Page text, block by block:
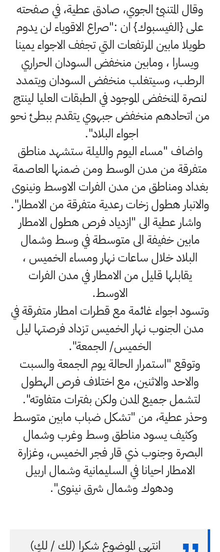
وقال المتنبئ الجوي، صادق عطية، في صفحته
على {الفيسبوك} ان :"صراع الاقوياء لن يدوم
طويلا مابين المرتفعات التي تجفف الاجواء يمينا
ويسارا ، ومابين منخفض السودان الحراري
الرطب، وسيتغلب منخفض السودان ويتمدد
لنصرة المنخفض الموجود في الطبقات العليا لينتج
من اتحادهم منخفض جبهوي يتقدم ببطئ نحو
اجواء البلاد".
واضاف "مساء اليوم والليلة ستشهد مناطق
متفرقة من مدن الوسط ومن ضمنها العاصمة
بغداد ومناطق من مدن الفرات الاوسط ونينوى
والانبار هطول زخات رعدية متفرقة من الامطار".
واشار عطية الى "ازدياد فرص هطول الامطار
مابين خفيفة الى متوسطة في وسط وشمال
البلاد خلال ساعات نهار ومساء الخميس ،
يقابلها قليل من الامطار في مدن الفرات
الاوسط.
وتسود اجواء غائمة مع قطرات امطار متفرقة في
مدن الجنوب نهار الخميس تزداد فرصتها ليل
الخميس/ الجمعة".
وتوقع "استمرار الحالة يوم الجمعة والسبت
والاحد والاثنين، مع اختلاف فرص الهطول
لتشمل جميع المدن ولكن بفترات متفاوته".
وحذر عطية، من "تشكل ضباب مابين متوسط
وكثيف يسود مناطق وسط وغرب وشمال
البصرة وجنوب ذي قار فجر الخميس، وغزارة
الامطار احيانا في السليمانية وشمال اربيل
ودهوك وشمال شرق نينوى".
انتهى الموضوع شكرا (لك / لكِ)